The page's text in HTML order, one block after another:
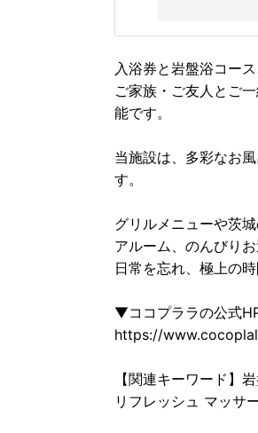
入浴券と岩盤浴コー
ご家族・ご友人とご
能です。
当施設は、多彩なお
す。
グリルメニューや茨
アルーム、のんびり
日常を忘れ、極上の
▼ココプララの公式
https://
【関連キーワード】
リフレッシュ マッサ